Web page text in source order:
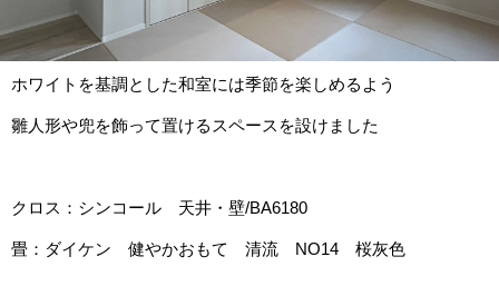
ホワイトを基調とした和室には季節を楽しめるよう
雛人形や兜を飾って置けるスペースを設けました
クロス：シンコール 天井・壁/BA6180
畳：ダイケン 健やかおもて 清流 NO14 桜灰色